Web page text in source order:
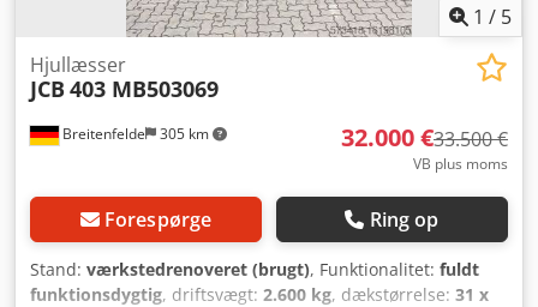
1 / 5
Breitenfelde 305 km
Hjullæsser
JCB 403 MB503069
32.000 €33.500 €
VB plus moms
Forespørge Ring op
Stand: værkstedrenoveret (brugt), Funktionalitet: fuldt
funktionsdygtig, driftsvægt: 2.600 kg, dækstørrelse: 31 x